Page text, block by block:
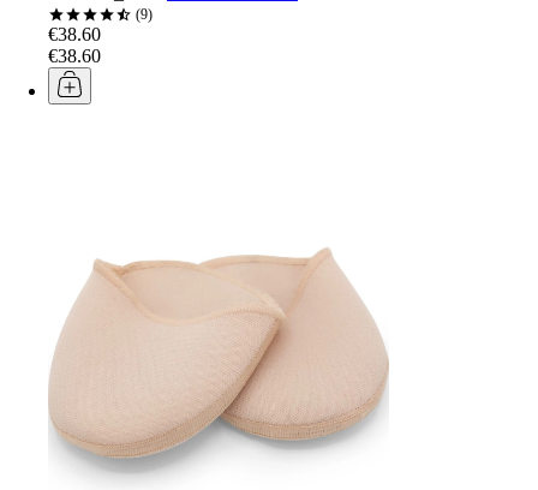
9
€38.60
€38.60